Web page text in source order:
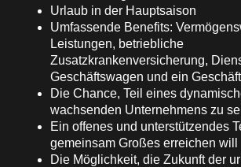
Urlaub in der Hauptsaison
Umfassende Benefits:
Leistungen, betriebliche
Zusatzkrankenversicherung,
Geschäftswagen und ein
Die Chance, Teil eines
wachsenden Unternehmens zu
Ein offenes und unterstützendes
gemeinsam Großes erreichen will
Die Möglichkeit, die Zukunft der